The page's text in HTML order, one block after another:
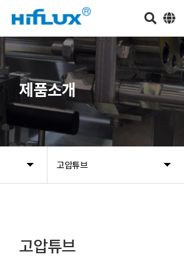
고압튜브
제품소개
고압튜브